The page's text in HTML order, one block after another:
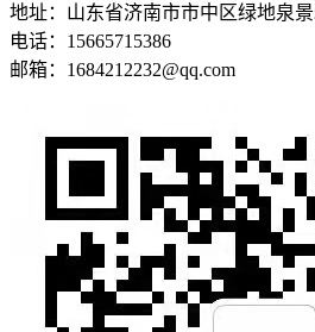
地址：山东省济南市市中区绿地泉
电话：15665715386
邮箱：1684212232@qq.com